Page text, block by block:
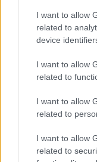
I want to allow
related to
device
I want to allow
related to
I want to allow
related to
I want to allow
related to
Γλυκά Νερά:
Αναγνωστόπουλος